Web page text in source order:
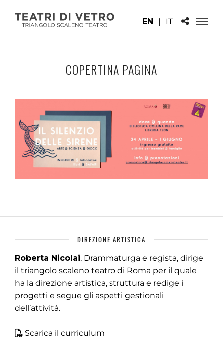
EN | IT
COPERTINA PAGINA
DIREZIONE ARTISTICA
Roberta Nicolai, Drammaturga e regista, dirige
il triangolo scaleno teatro di Roma per il quale
ha la direzione artistica, struttura e redige i
progetti e segue gli aspetti gestionali
dell’attività.
Scarica il curriculum